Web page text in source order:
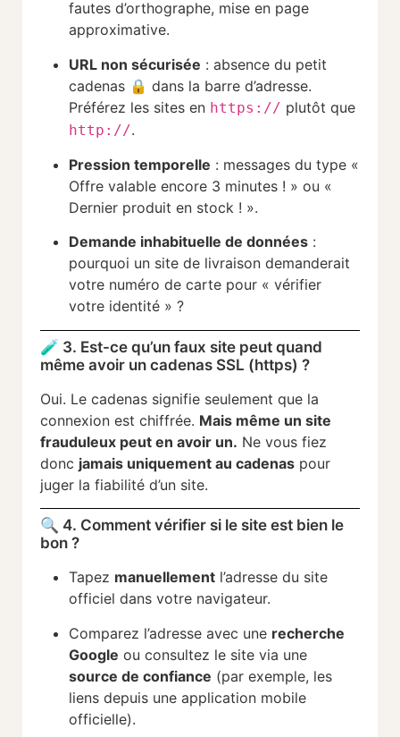
fautes d’orthographe, mise en page
approximative.
URL non sécurisée : absence du petit
cadenas 🔒 dans la barre d’adresse.
Préférez les sites en https:// plutôt que
http://.
Pression temporelle : messages du type «
Offre valable encore 3 minutes ! » ou «
Dernier produit en stock ! ».
Demande inhabituelle de données :
pourquoi un site de livraison demanderait
votre numéro de carte pour « vérifier
votre identité » ?
🧪 3. Est-ce qu’un faux site peut quand
même avoir un cadenas SSL (https) ?
Oui. Le cadenas signifie seulement que la
connexion est chiffrée. Mais même un site
frauduleux peut en avoir un. Ne vous fiez
donc jamais uniquement au cadenas pour
juger la fiabilité d’un site.
🔍 4. Comment vérifier si le site est bien le
bon ?
Tapez manuellement l’adresse du site
officiel dans votre navigateur.
Comparez l’adresse avec une recherche
Google ou consultez le site via une
source de confiance (par exemple, les
liens depuis une application mobile
officielle).